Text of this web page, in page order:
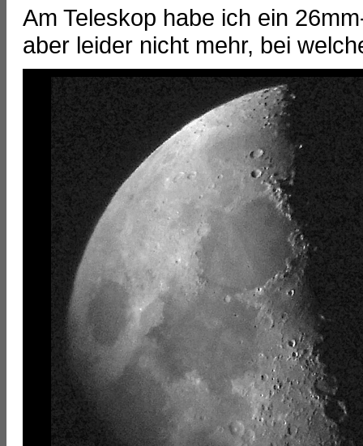
Am Teleskop habe ich ein
aber leider nicht mehr, bei